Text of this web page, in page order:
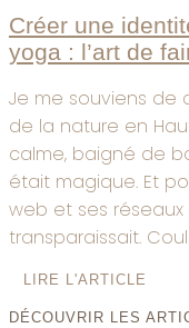
Créer une
yoga : l’art de
Je me souviens
de la nature en
calme, baigné de
était magique. Et
web et ses
transparaissait.
LIRE L'ARTICLE
DÉCOUVRIR LES